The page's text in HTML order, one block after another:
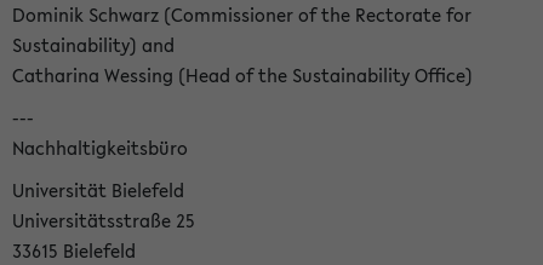
Dominik Schwarz (Commissioner of the Rectorate for
Sustainability) and
Catharina Wessing (Head of the Sustainability Office)
---
Nachhaltigkeitsbüro
Universität Bielefeld
Universitätsstraße 25
33615 Bielefeld